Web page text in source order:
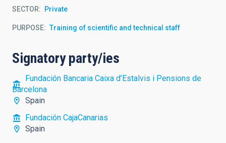
SECTOR Private
PURPOSE Training of scientific and technical staff
Signatory party/ies
Fundación Bancaria Caixa d’Estalvis i Pensions de
Barcelona
Spain
Fundación CajaCanarias
Spain